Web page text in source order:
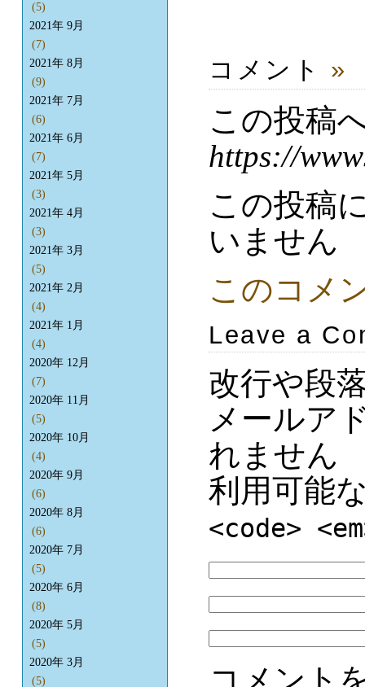
コメント »
この投稿
https://
この投稿
いません
このコメ
Leave a
改行や段
メールア
れません
利用可能
<code>
コメント
(5)
2021年 9月
(7)
2021年 8月
(9)
2021年 7月
(6)
2021年 6月
(7)
2021年 5月
(3)
2021年 4月
(3)
2021年 3月
(5)
2021年 2月
(4)
2021年 1月
(4)
2020年 12月
(7)
2020年 11月
(5)
2020年 10月
(4)
2020年 9月
(6)
2020年 8月
(6)
2020年 7月
(5)
2020年 6月
(8)
2020年 5月
(5)
2020年 3月
(5)